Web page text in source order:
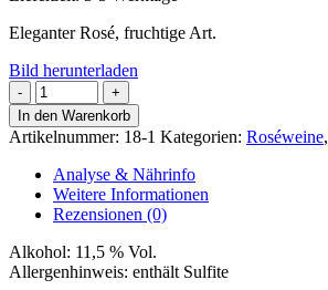
Eleganter Rosé, fruchtige Art.
Bild herunterladen
Spätburgunder
Rosé
1,5
Liter
Menge
In den Warenkorb
Artikelnummer: 18-1 Kategorien: Roséweine,
Analyse & Nährinfo
Weitere Informationen
Rezensionen (0)
Alkohol: 11,5 % Vol.
Allergenhinweis: enthält Sulfite